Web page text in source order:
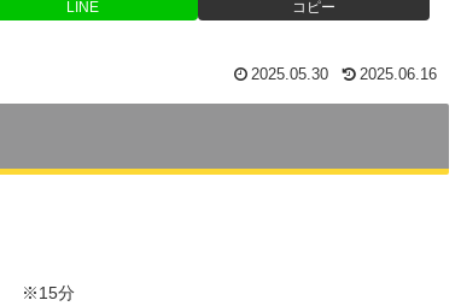
LINE コピー
2025.05.30 2025.06.16
※15分